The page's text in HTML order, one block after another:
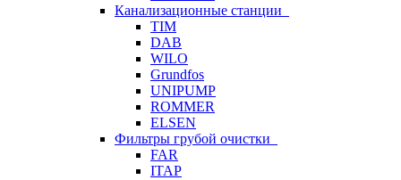
Канализационные станции
TIM
DAB
WILO
Grundfos
UNIPUMP
ROMMER
ELSEN
Фильтры грубой очистки
FAR
ITAP